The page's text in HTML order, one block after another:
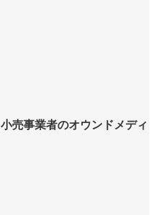
小売事業者のオウンドメディ